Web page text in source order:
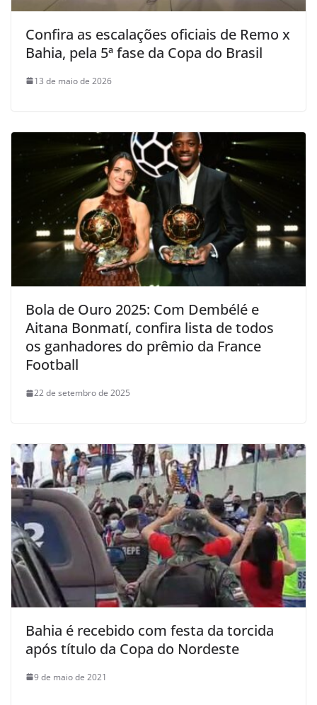
Confira as escalações oficiais de Remo x
Bahia, pela 5ª fase da Copa do Brasil
13 de maio de 2026
Bola de Ouro 2025: Com Dembélé e
Aitana Bonmatí, confira lista de todos
os ganhadores do prêmio da France
Football
22 de setembro de 2025
Bahia é recebido com festa da torcida
após título da Copa do Nordeste
9 de maio de 2021